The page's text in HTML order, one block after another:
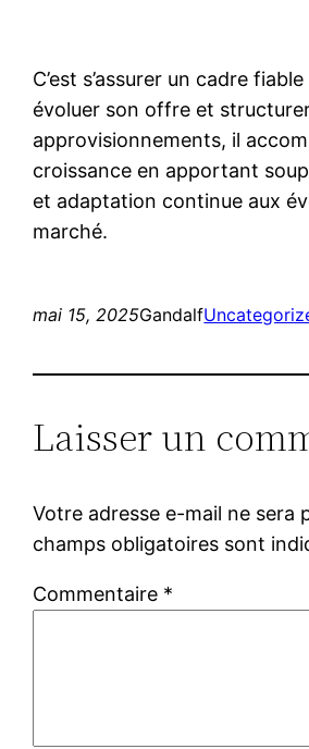
C’est s’assurer un cadre
évoluer son offre et
approvisionnements, il
croissance en apportant
et adaptation continue aux
marché.
mai 15, 2025Gandalf
Laisser un
Votre adresse e-mail ne sera
champs obligatoires sont
Commentaire *